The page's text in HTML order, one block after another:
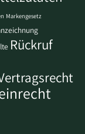
Markengesetz
Rückruf